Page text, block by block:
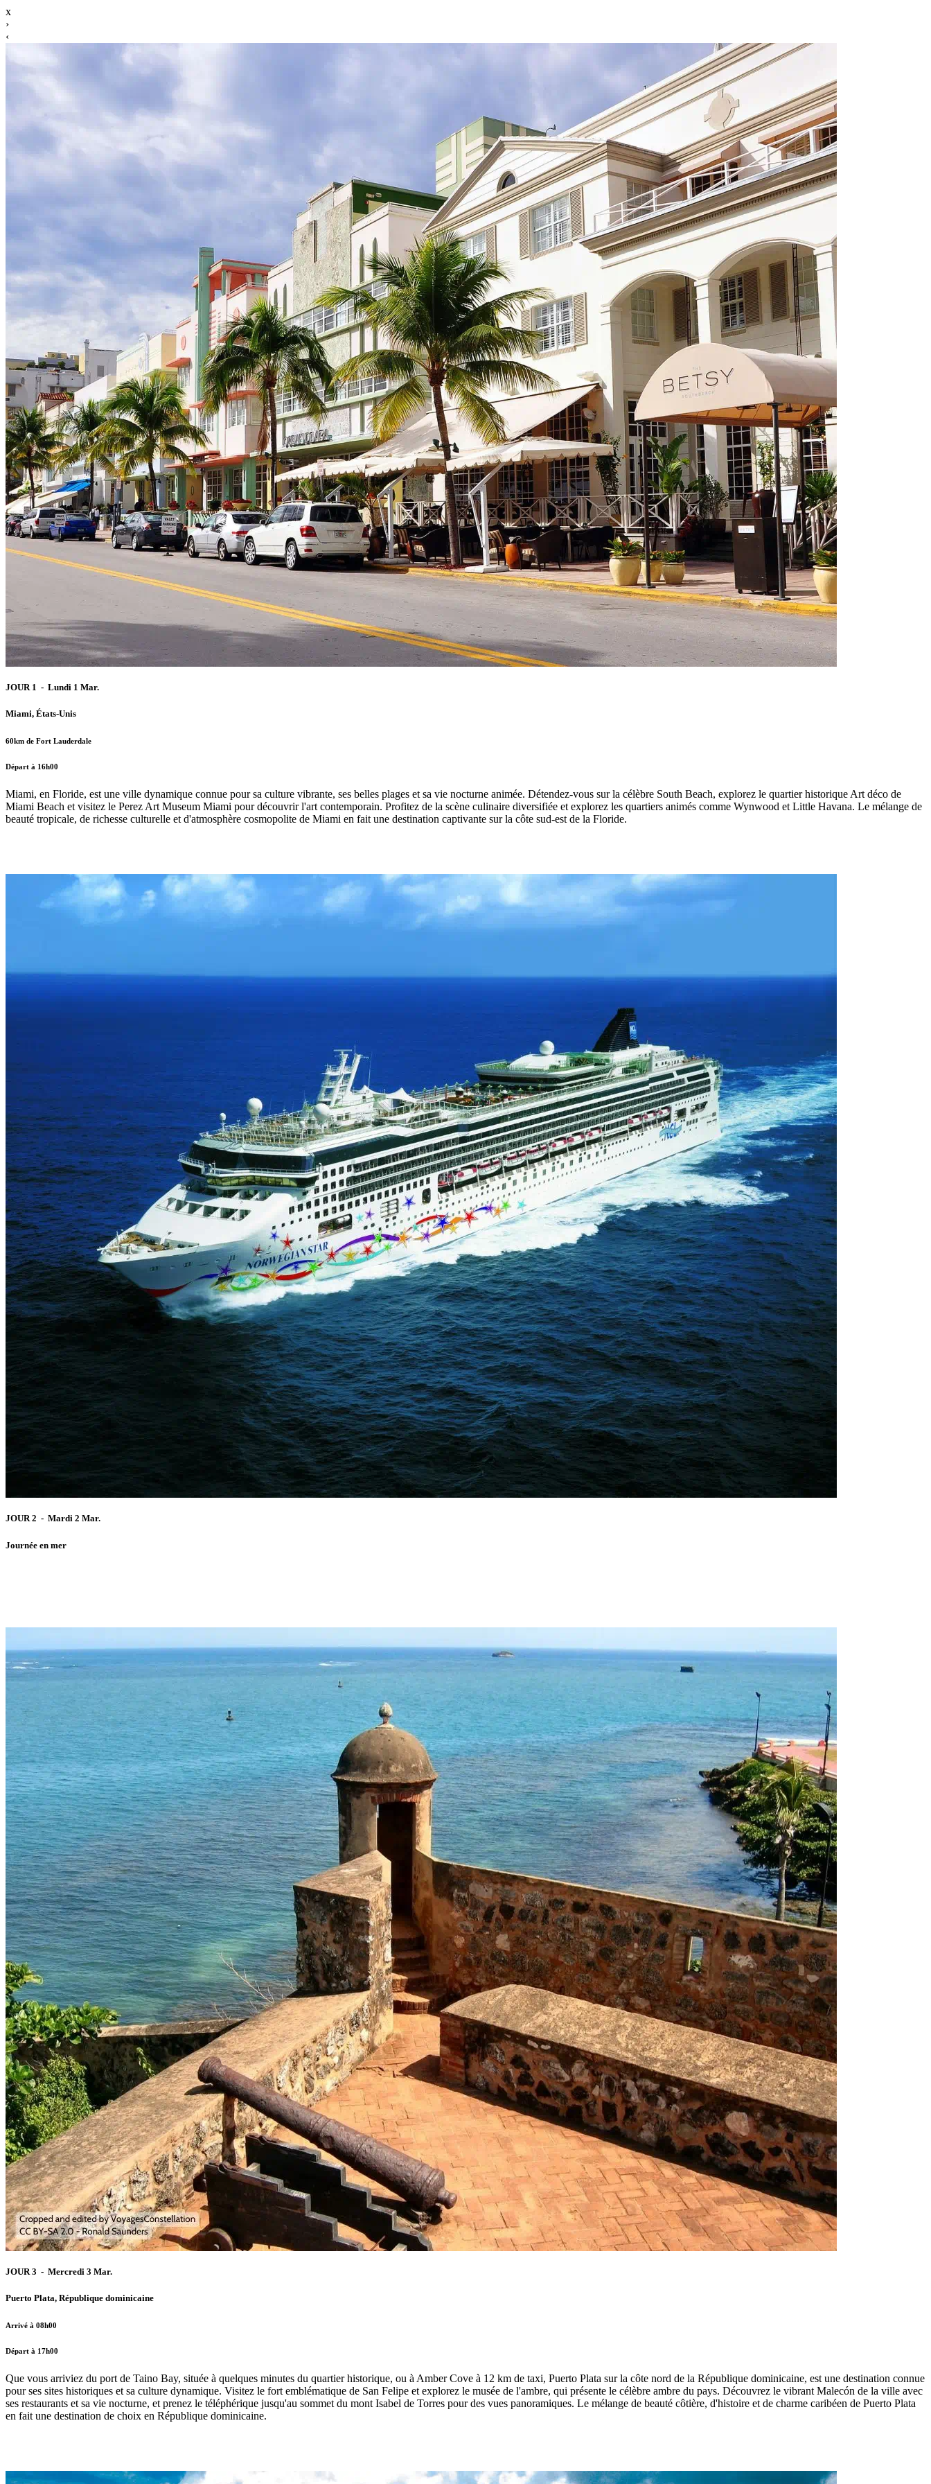
x
›
‹
JOUR 1 - Lundi 1 Mar.
Miami, États-Unis
60km de Fort Lauderdale
Départ à 16h00
Miami, en Floride, est une ville dynamique connue pour sa culture vibrante, ses belles plages et sa vie nocturne animée. Détendez-vous sur la célèbre South Beach, explorez le quartier historique Art déco de
Miami Beach et visitez le Perez Art Museum Miami pour découvrir l'art contemporain. Profitez de la scène culinaire diversifiée et explorez les quartiers animés comme Wynwood et Little Havana. Le mélange de
beauté tropicale, de richesse culturelle et d'atmosphère cosmopolite de Miami en fait une destination captivante sur la côte sud-est de la Floride.
JOUR 2 - Mardi 2 Mar.
Journée en mer
JOUR 3 - Mercredi 3 Mar.
Puerto Plata, République dominicaine
Arrivé à 08h00
Départ à 17h00
Que vous arriviez du port de Taino Bay, située à quelques minutes du quartier historique, ou à Amber Cove à 12 km de taxi, Puerto Plata sur la côte nord de la République dominicaine, est une destination connue
pour ses sites historiques et sa culture dynamique. Visitez le fort emblématique de San Felipe et explorez le musée de l'ambre, qui présente le célèbre ambre du pays. Découvrez le vibrant Malecón de la ville avec
ses restaurants et sa vie nocturne, et prenez le téléphérique jusqu'au sommet du mont Isabel de Torres pour des vues panoramiques. Le mélange de beauté côtière, d'histoire et de charme caribéen de Puerto Plata
en fait une destination de choix en République dominicaine.